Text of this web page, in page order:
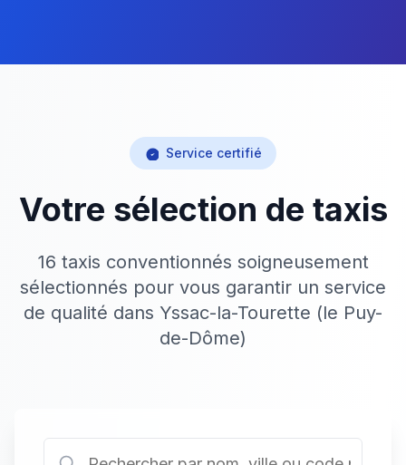
Service certifié
Votre sélection de taxis
16 taxis conventionnés soigneusement
sélectionnés pour vous garantir un service
de qualité dans Yssac-la-Tourette (le Puy-
de-Dôme)